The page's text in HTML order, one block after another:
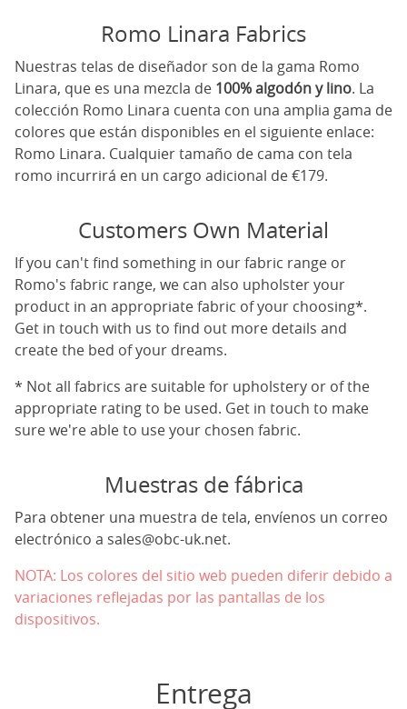
Romo Linara Fabrics
Nuestras telas de diseñador son de la gama Romo
Linara, que es una mezcla de 100% algodón y lino. La
colección Romo Linara cuenta con una amplia gama de
colores que están disponibles en el siguiente enlace:
Romo Linara. Cualquier tamaño de cama con tela
romo incurrirá en un cargo adicional de €179.
Customers Own Material
If you can't find something in our fabric range or
Romo's fabric range, we can also upholster your
product in an appropriate fabric of your choosing*.
Get in touch with us to find out more details and
create the bed of your dreams.
* Not all fabrics are suitable for upholstery or of the
appropriate rating to be used. Get in touch to make
sure we're able to use your chosen fabric.
Muestras de fábrica
Para obtener una muestra de tela, envíenos un correo
electrónico a sales@obc-uk.net.
NOTA: Los colores del sitio web pueden diferir debido a
variaciones reflejadas por las pantallas de los
dispositivos.
Entrega